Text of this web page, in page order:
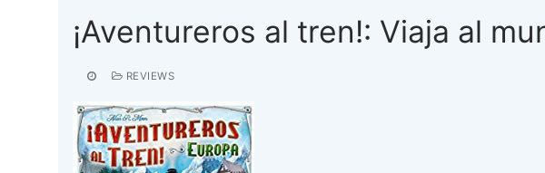
¡Aventureros al tren!: Viaja al
REVIEWS